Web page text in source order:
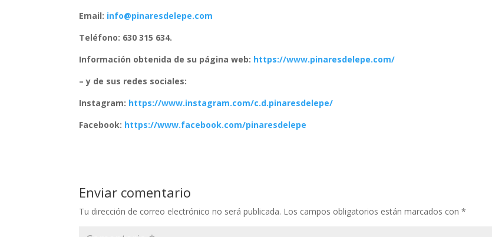
Email: info@pinaresdelepe.com
Teléfono: 630 315 634.
Información obtenida de su página web: https://www.pinaresdelepe.com/
– y de sus redes sociales:
Instagram: https://www.instagram.com/c.d.pinaresdelepe/
Facebook: https://www.facebook.com/pinaresdelepe
Enviar comentario
Tu dirección de correo electrónico no será publicada. Los campos obligatorios están marcados con*